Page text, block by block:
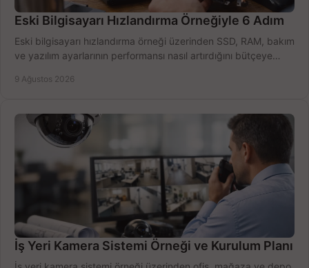
Eski Bilgisayarı Hızlandırma Örneğiyle 6 Adım
Eski bilgisayarı hızlandırma örneği üzerinden SSD, RAM, bakım
ve yazılım ayarlarının performansı nasıl artırdığını bütçeye
9 Ağustos 2026
İş Yeri Kamera Sistemi Örneği ve Kurulum Planı